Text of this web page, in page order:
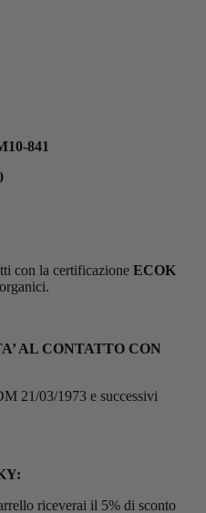
841
con la certificazione ECOK
AL CONTATTO CON
21/03/1973 e successivi
riceverai il 5% di sconto